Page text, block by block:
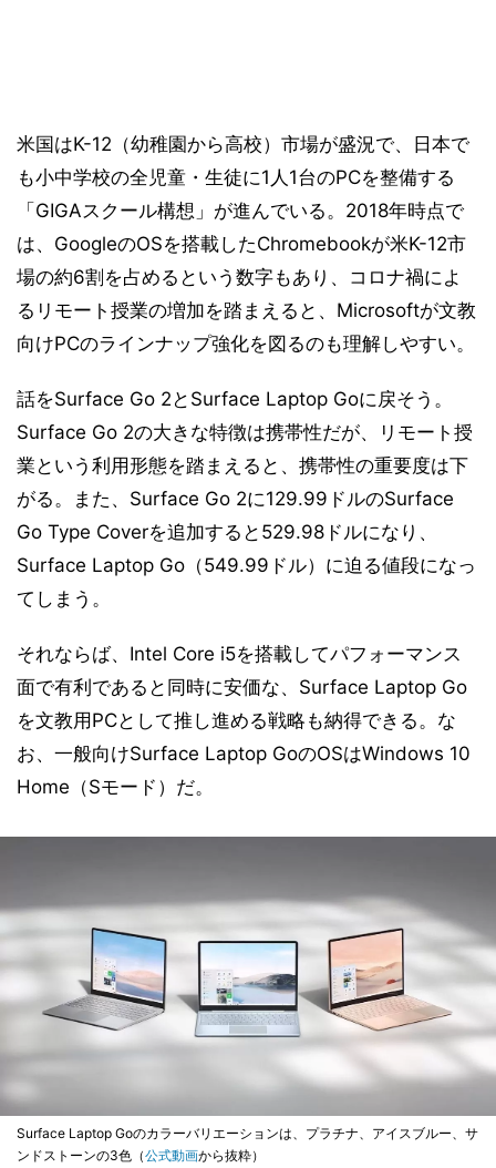
米国はK-12（幼稚園から高校）市場が盛況で、日本で
も小中学校の全児童・生徒に1人1台のPCを整備する
「GIGAスクール構想」が進んでいる。2018年時点で
は、GoogleのOSを搭載したChromebookが米K-12市
場の約6割を占めるという数字もあり、コロナ禍によ
るリモート授業の増加を踏まえると、Microsoftが文教
向けPCのラインナップ強化を図るのも理解しやすい。
話をSurface Go 2とSurface Laptop Goに戻そう。
Surface Go 2の大きな特徴は携帯性だが、リモート授
業という利用形態を踏まえると、携帯性の重要度は下
がる。また、Surface Go 2に129.99ドルのSurface
Go Type Coverを追加すると529.98ドルになり、
Surface Laptop Go（549.99ドル）に迫る値段になっ
てしまう。
それならば、Intel Core i5を搭載してパフォーマンス
面で有利であると同時に安価な、Surface Laptop Go
を文教用PCとして推し進める戦略も納得できる。な
お、一般向けSurface Laptop GoのOSはWindows 10
Home（Sモード）だ。
Surface Laptop Goのカラーバリエーションは、プラチナ、アイスブルー、サ
ンドストーンの3色（公式動画から抜粋）